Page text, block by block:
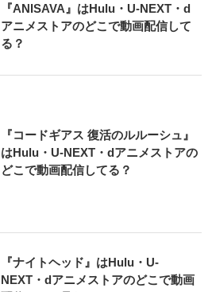
『ANISAVA』はHulu・U-NEXT・d
アニメストアのどこで動画配信して
る？
『コードギアス 復活のルルーシュ』
はHulu・U-NEXT・dアニメストアの
どこで動画配信してる？
『ナイトヘッド』はHulu・U-
NEXT・dアニメストアのどこで動画